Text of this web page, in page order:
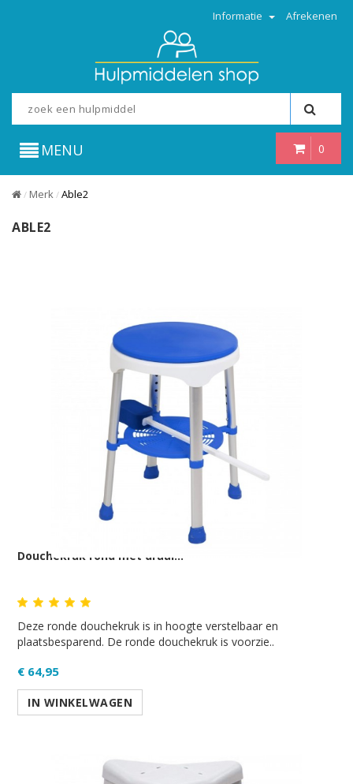
Informatie Afrekenen
0
MENU
/ Merk / Able2
ABLE2
Douchekruk rond met draai...
Deze ronde douchekruk is in hoogte verstelbaar en
plaatsbesparend. De ronde douchekruk is voorzie..
€ 64,95
IN WINKELWAGEN